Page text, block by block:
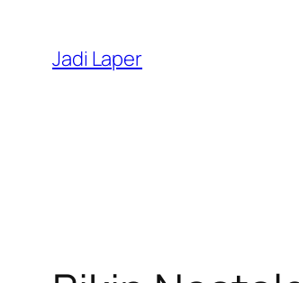
content
Jadi Laper